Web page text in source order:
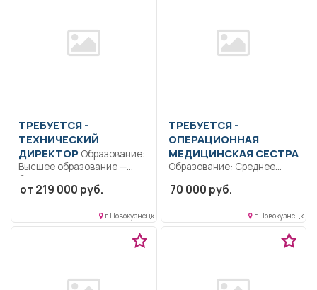
ТРЕБУЕТСЯ -
ТЕХНИЧЕСКИЙ
ДИРЕКТОР
Высшее образование —
бакалавриат.. Дорожно-
строительная Компания.
от 219 000 руб.
г Новокузнецк
ТРЕБУЕТСЯ -
ОПЕРАЦИОННАЯ
МЕДИЦИНСКАЯ СЕСТРА
Образование: Среднее
Создает необходимую
70 000 руб.
г Новокузнецк